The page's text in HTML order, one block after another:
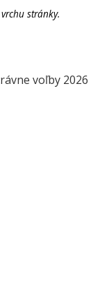
stránky.
voľby 2026